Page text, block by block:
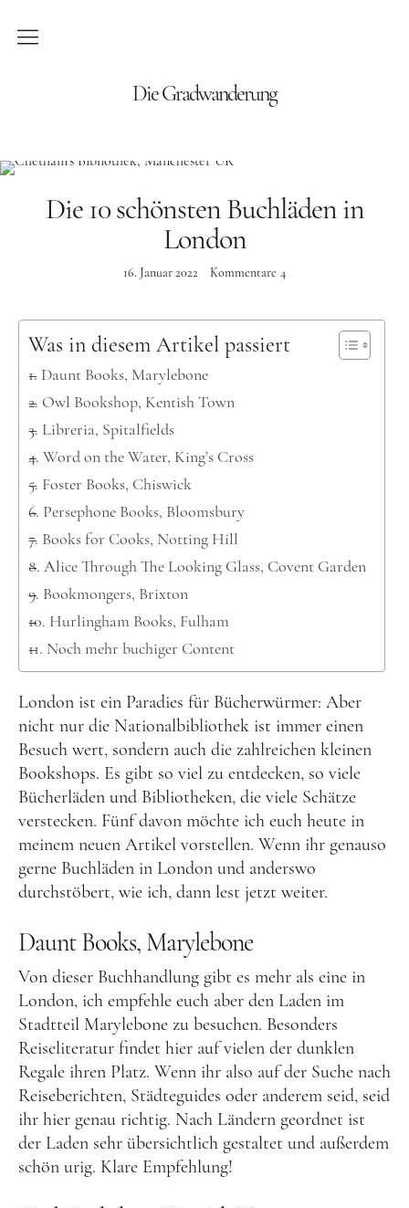
Die Gradwanderung
Blog
Reisen
Afrika
Seychellen
Amerika
Kanada
Westküste
Ostküste
Hawaii
China
Japan
Taiwan
Europa
Baltikum
Lettland
Nordeuropa
Dänemark
Finnland
Norwegen
Schweden
Osteuropa
Bosnien und Herzegowina
Kroatien
Moldau
Die 10 schönsten Buchläden in
London
16. Januar 2022 Kommentare 4
Was in diesem Artikel passiert
Daunt Books, Marylebone
Owl Bookshop, Kentish Town
Libreria, Spitalfields
Word on the Water, King’s Cross
Foster Books, Chiswick
Persephone Books, Bloomsbury
Books for Cooks, Notting Hill
Alice Through The Looking Glass, Covent Garden
Bookmongers, Brixton
Hurlingham Books, Fulham
Noch mehr buchiger Content
London ist ein Paradies für Bücherwürmer: Aber
nicht nur die Nationalbibliothek ist immer einen
Besuch wert, sondern auch die zahlreichen kleinen
Bookshops. Es gibt so viel zu entdecken, so viele
Bücherläden und Bibliotheken, die viele Schätze
verstecken. Fünf davon möchte ich euch heute in
meinem neuen Artikel vorstellen. Wenn ihr genauso
gerne Buchläden in London und anderswo
durchstöbert, wie ich, dann lest jetzt weiter.
Daunt Books, Marylebone
Von dieser Buchhandlung gibt es mehr als eine in
London, ich empfehle euch aber den Laden im
Stadtteil Marylebone zu besuchen. Besonders
Reiseliteratur findet hier auf vielen der dunklen
Regale ihren Platz. Wenn ihr also auf der Suche nach
Reiseberichten, Städteguides oder anderem seid, seid
ihr hier genau richtig. Nach Ländern geordnet ist
der Laden sehr übersichtlich gestaltet und außerdem
schön urig. Klare Empfehlung!